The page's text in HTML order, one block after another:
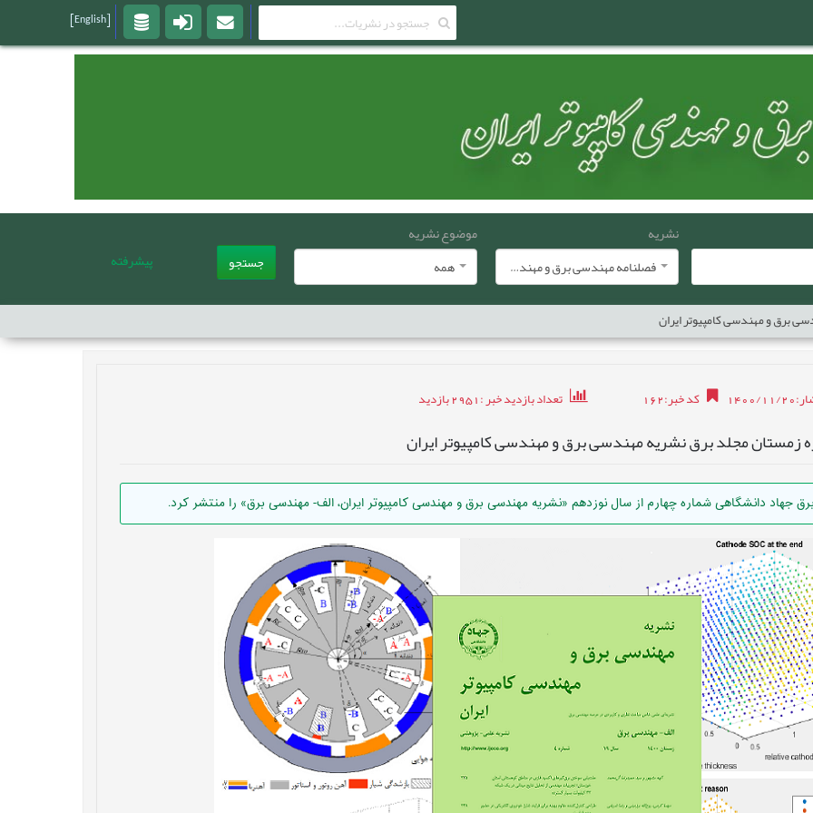
نشریه
فصلنامه مهندسی برق و مهندسی کامپيوتر ايران
موضوع نشریه
همه
جستجو پیشرفته
برق و مهندسی کامپیوتر ایران
20 کد خبر:
162 تعداد بازدید خبر:2951 بازدید
زمستان مجلد برق نشریه مهندسی برق و مهندسی کامپیوتر ایران
جهاد دانشگاهی شماره چهارم از سال نوزدهم «نشریه مهندسی برق و مهندسی کامپیوتر ایران، الف- مهندسی برق» را منتشر کرد.
[English]